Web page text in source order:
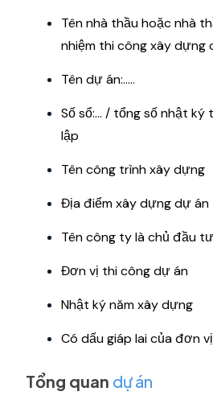
Tên nhà thầu hoặc nhà
nhiệm thi công xây dựng
Tên dự án:.....
Số sổ:… / tổng số nhật ký
lập
Tên công trình xây dựng
Địa điểm xây dựng dự án
Tên công ty là chủ đầu tư
Đơn vị thi công dự án
Nhật ký năm xây dựng
Có dấu giáp lai của đơn
Tổng quan dự án